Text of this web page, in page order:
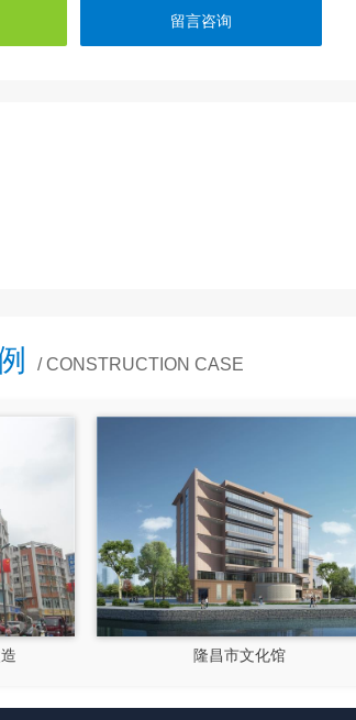
留言咨询
/ CONSTRUCTION CASE
隆昌市文化馆